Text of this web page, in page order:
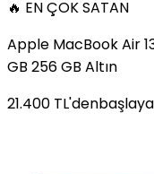
🔥 EN ÇOK SATAN
Apple MacBook Air
GB 256 GB Altın
21.400 TL'den